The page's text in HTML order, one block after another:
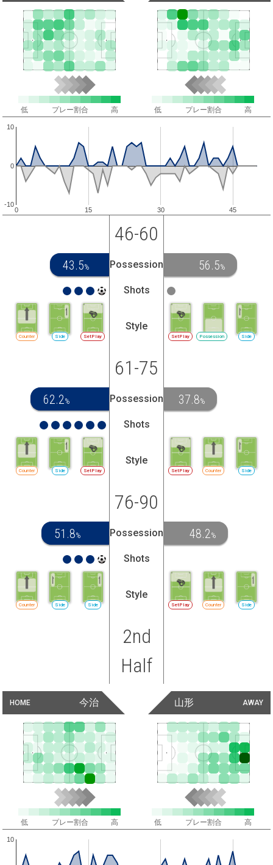
低 プレー割合 高 低 プレー割合 高
0 15 30 45
-10
0
10
46-60
43.5% Possession 56.5%
Shots
SetPlay
Side
Counter
Style
SetPlay Possession Side
61-75
62.2% Possession 37.8%
Shots
SetPlay
Side
Counter
Style
SetPlay Counter Side
76-90
51.8% Possession 48.2%
Shots
Side
Side
Counter
Style
SetPlay Counter Side
2nd
Half
HOME 今治 AWAY
山形
低 プレー割合 高 低 プレー割合 高
10